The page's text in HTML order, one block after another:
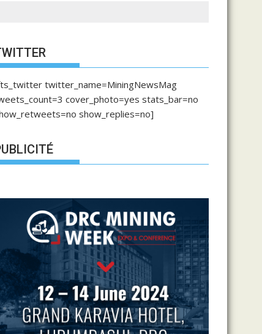
twitter_name=MiningNewsMag
cover_photo=yes stats_bar=no
show_replies=no]